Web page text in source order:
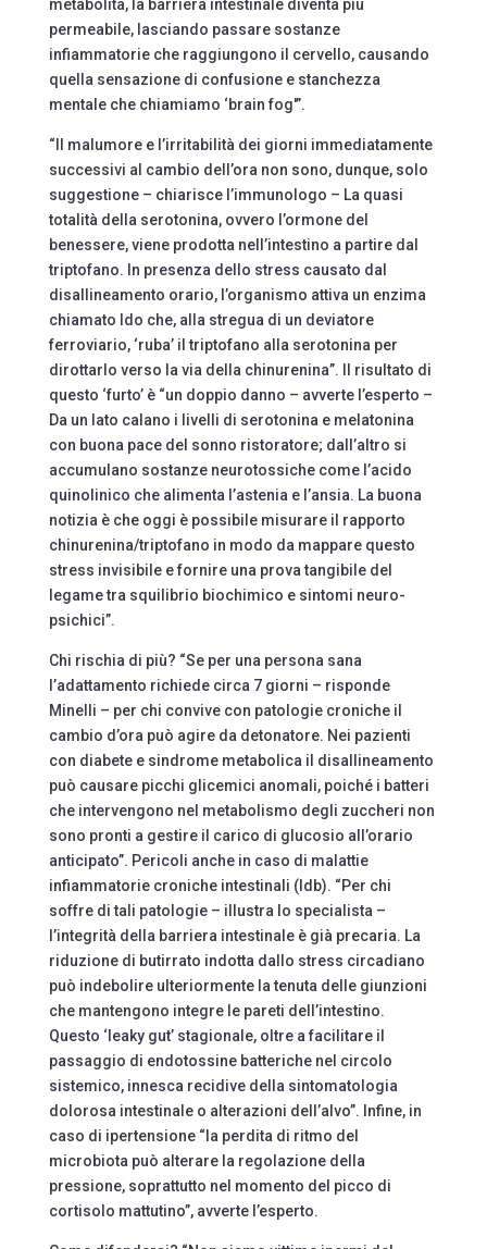
metabolita, la barriera intestinale diventa più
permeabile, lasciando passare sostanze
infiammatorie che raggiungono il cervello, causando
quella sensazione di confusione e stanchezza
mentale che chiamiamo ‘brain fog'”.
“Il malumore e l’irritabilità dei giorni immediatamente
successivi al cambio dell’ora non sono, dunque, solo
suggestione – chiarisce l’immunologo – La quasi
totalità della serotonina, ovvero l’ormone del
benessere, viene prodotta nell’intestino a partire dal
triptofano. In presenza dello stress causato dal
disallineamento orario, l’organismo attiva un enzima
chiamato Ido che, alla stregua di un deviatore
ferroviario, ‘ruba’ il triptofano alla serotonina per
dirottarlo verso la via della chinurenina”. Il risultato di
questo ‘furto’ è “un doppio danno – avverte l’esperto –
Da un lato calano i livelli di serotonina e melatonina
con buona pace del sonno ristoratore; dall’altro si
accumulano sostanze neurotossiche come l’acido
quinolinico che alimenta l’astenia e l’ansia. La buona
notizia è che oggi è possibile misurare il rapporto
chinurenina/triptofano in modo da mappare questo
stress invisibile e fornire una prova tangibile del
legame tra squilibrio biochimico e sintomi neuro-
psichici”.
Chi rischia di più? “Se per una persona sana
l’adattamento richiede circa 7 giorni – risponde
Minelli – per chi convive con patologie croniche il
cambio d’ora può agire da detonatore. Nei pazienti
con diabete e sindrome metabolica il disallineamento
può causare picchi glicemici anomali, poiché i batteri
che intervengono nel metabolismo degli zuccheri non
sono pronti a gestire il carico di glucosio all’orario
anticipato”. Pericoli anche in caso di malattie
infiammatorie croniche intestinali (Idb). “Per chi
soffre di tali patologie – illustra lo specialista –
l’integrità della barriera intestinale è già precaria. La
riduzione di butirrato indotta dallo stress circadiano
può indebolire ulteriormente la tenuta delle giunzioni
che mantengono integre le pareti dell’intestino.
Questo ‘leaky gut’ stagionale, oltre a facilitare il
passaggio di endotossine batteriche nel circolo
sistemico, innesca recidive della sintomatologia
dolorosa intestinale o alterazioni dell’alvo”. Infine, in
caso di ipertensione “la perdita di ritmo del
microbiota può alterare la regolazione della
pressione, soprattutto nel momento del picco di
cortisolo mattutino”, avverte l’esperto.